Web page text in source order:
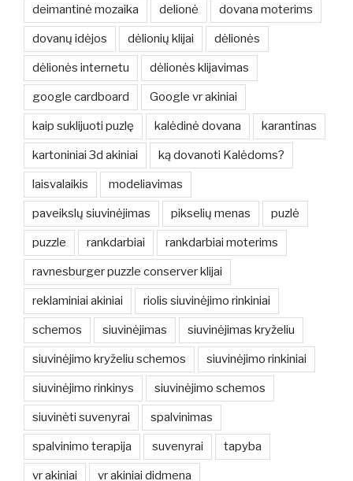
deimantinė mozaika delionė dovana moterims
dovanų idėjos dėlionių klijai dėlionės
dėlionės internetu dėlionės klijavimas
google cardboard Google vr akiniai
kaip suklijuoti puzlę kalėdinė dovana karantinas
kartoniniai 3d akiniai ką dovanoti Kalėdoms?
laisvalaikis modeliavimas
paveikslų siuvinėjimas pikselių menas puzlė
puzzle rankdarbiai rankdarbiai moterims
ravnesburger puzzle conserver klijai
reklaminiai akiniai riolis siuvinėjimo rinkiniai
schemos siuvinėjimas siuvinėjimas kryželiu
siuvinėjimo kryželiu schemos siuvinėjimo rinkiniai
siuvinėjimo rinkinys siuvinėjimo schemos
siuvinėti suvenyrai spalvinimas
spalvinimo terapija suvenyrai tapyba
vr akiniai vr akiniai didmena